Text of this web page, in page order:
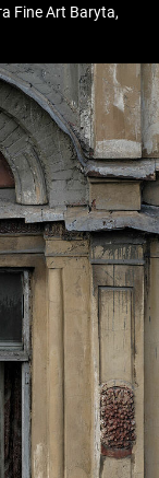
Fine Art Baryta,